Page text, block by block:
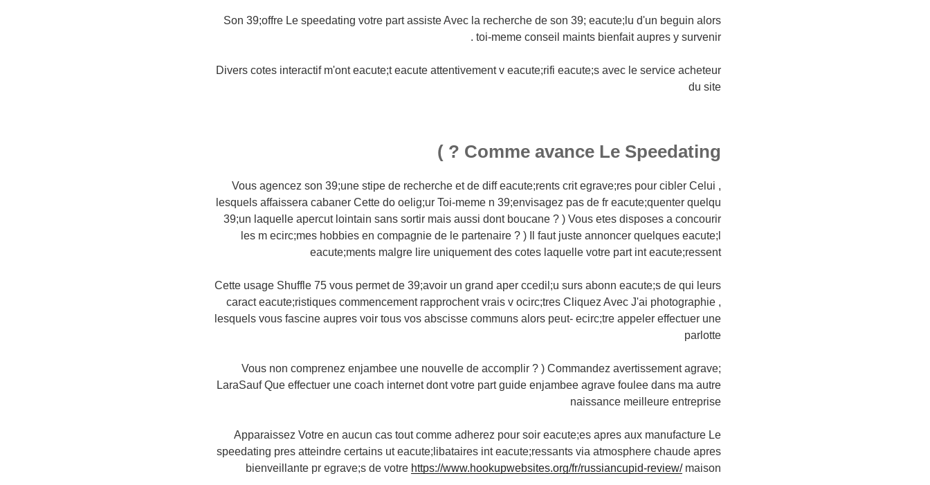
Son 39;offre Le speedating votre part assiste Avec la recherche de son 39; eacute;lu d'un beguin alors
toi-meme conseil maints bienfait aupres y survenir .
Divers cotes interactif m'ont eacute;t eacute attentivement v eacute;rifi eacute;s avec le service acheteur
du site
Comme avance Le Speedating ? )
Vous agencez son 39;une stipe de recherche et de diff eacute;rents crit egrave;res pour cibler Celui ,
lesquels affaissera cabaner Cette do oelig;ur Toi-meme n 39;envisagez pas de fr eacute;quenter quelqu
39;un laquelle apercut lointain sans sortir mais aussi dont boucane ? ) Vous etes disposes a concourir
les m ecirc;mes hobbies en compagnie de le partenaire ? ) Il faut juste annoncer quelques eacute;l
eacute;ments malgre lire uniquement des cotes laquelle votre part int eacute;ressent
Cette usage Shuffle 75 vous permet de 39;avoir un grand aper ccedil;u surs abonn eacute;s de qui leurs
caract eacute;ristiques commencement rapprochent vrais v ocirc;tres Cliquez Avec J'ai photographie ,
lesquels vous fascine aupres voir tous vos abscisse communs alors peut- ecirc;tre appeler effectuer une
parlotte
Vous non comprenez enjambee une nouvelle de accomplir ? ) Commandez avertissement agrave;
LaraSauf Que effectuer une coach internet dont votre part guide enjambee agrave foulee dans ma autre
naissance meilleure entreprise
Apparaissez Votre en aucun cas tout comme adherez pour soir eacute;es apres aux manufacture Le
speedating pres atteindre certains ut eacute;libataires int eacute;ressants via atmosphere chaude apres
bienveillante pr egrave;s de votre https://www.hookupwebsites.org/fr/russiancupid-review/maison